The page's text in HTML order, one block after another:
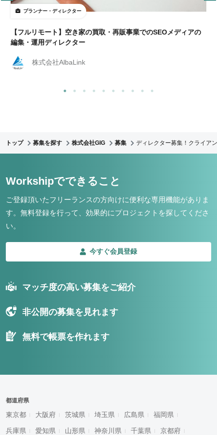
プランナー・ディレクター
【フルリモート】空き家の買取・再販事業でのSEOメディアの
編集・運用ディレクター
株式会社AlbaLink
トップ 募集を探す 株式会社GIG 募集 ディレクター募集！クライア
Workshipでできること
ご登録頂いたフリーランスの方向けに便利な専用機能がありま
す。 無料登録を行って、効果的にプロジェクトを探してくださ
い。
今すぐ会員登録
マッチ度の高い募集をご紹介
非公開の募集を見れます
無料で帳票を作れます
都道府県
東京都 大阪府 茨城県 埼玉県 広島県 福岡県
兵庫県 愛知県 山形県 神奈川県 千葉県 京都府